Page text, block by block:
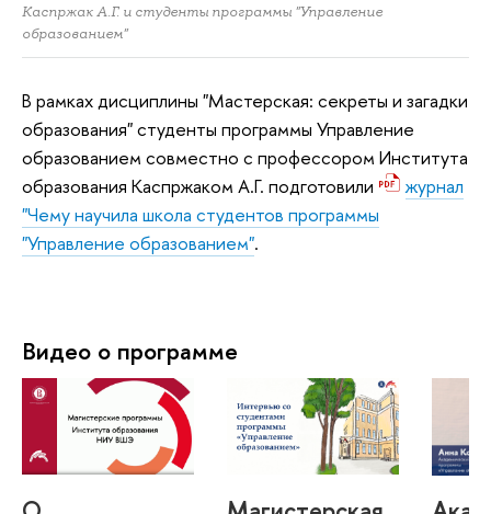
Каспржак А.Г. и студенты программы "Управление
образованием"
В рамках дисциплины "Мастерская: секреты и загадки
образования" студенты программы Управление
образованием совместно с профессором Института
образования Каспржаком А.Г. подготовили
журнал
"Чему научила школа студентов программы
"Управление образованием".
Видео о программе